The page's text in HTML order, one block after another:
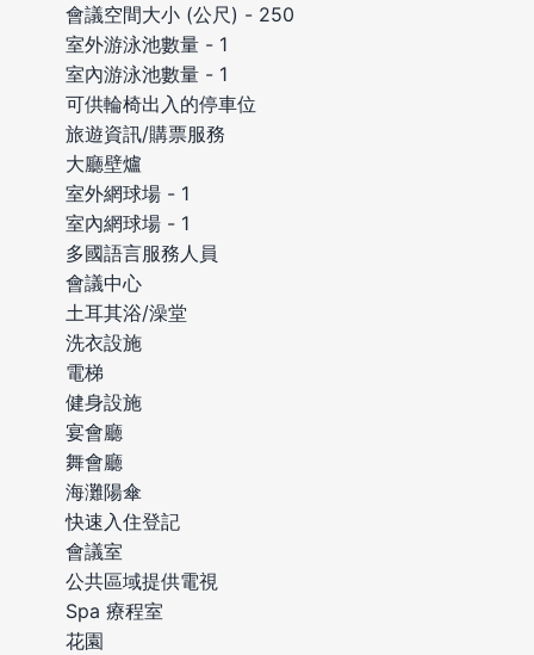
會議空間大小 (公尺) - 250
室外游泳池數量 - 1
室內游泳池數量 - 1
可供輪椅出入的停車位
旅遊資訊/購票服務
大廳壁爐
室外網球場 - 1
室內網球場 - 1
多國語言服務人員
會議中心
土耳其浴/澡堂
洗衣設施
電梯
健身設施
宴會廳
舞會廳
海灘陽傘
快速入住登記
會議室
公共區域提供電視
Spa 療程室
花園